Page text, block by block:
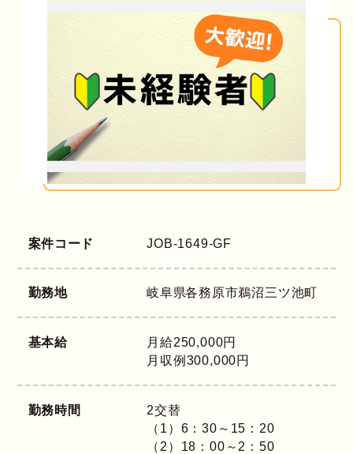
案件コード JOB-1649-GF
勤務地 岐阜県各務原市鵜沼三ツ池町
基本給
月給250,000円
月収例300,000円
勤務時間
2交替
（1）6：30～15：20
（2）18：00～2：50